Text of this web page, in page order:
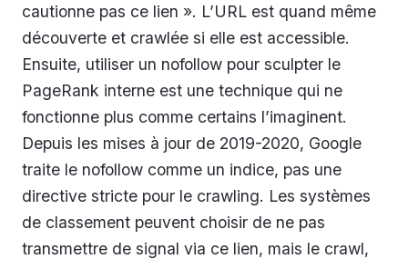
cautionne pas ce lien ». L’URL est quand même
découverte et crawlée si elle est accessible.
Ensuite, utiliser un nofollow pour sculpter le
PageRank interne est une technique qui ne
fonctionne plus comme certains l’imaginent.
Depuis les mises à jour de 2019-2020, Google
traite le nofollow comme un indice, pas une
directive stricte pour le crawling. Les systèmes
de classement peuvent choisir de ne pas
transmettre de signal via ce lien, mais le crawl,